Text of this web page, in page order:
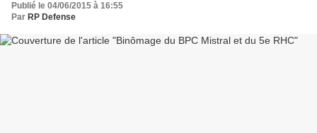
Publié le 04/06/2015 à 16:55
Par RP Defense